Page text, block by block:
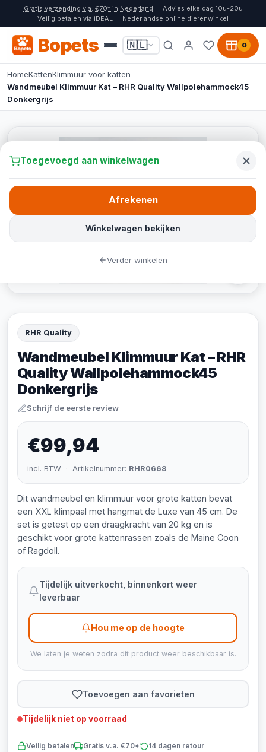
Gratis verzending v.a. €70* in Nederland
Advies elke dag 10u-20u
Veilig betalen via iDEAL
Nederlandse online dierenwinkel
Bopets 🇳🇱 0
HomeKattenKlimmuur voor katten
Wandmeubel Klimmuur Kat – RHR Quality Wallpolehammock45
Donkergrijs
RHR Quality
Wandmeubel Klimmuur Kat – RHR
Quality Wallpolehammock45
Donkergrijs
Schrijf de eerste review
€99,94
incl. BTW · Artikelnummer: RHR0668
Dit wandmeubel en klimmuur voor grote katten bevat
een XXL klimpaal met hangmat de Luxe van 45 cm. De
set is getest op een draagkracht van 20 kg en is
geschikt voor grote kattenrassen zoals de Maine Coon
of Ragdoll.
Tijdelijk uitverkocht, binnenkort weer
leverbaar
Hou me op de hoogte
We laten je weten zodra dit product weer beschikbaar is.
Toevoegen aan favorieten
Tijdelijk niet op voorraad
Veilig betalen Gratis v.a. €70* 14 dagen retour
Toegevoegd aan winkelwagen
Winkelwagen bekijken
Afrekenen
Verder winkelen